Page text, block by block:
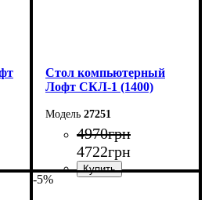
Стол компьютерный
Лофт СКЛ-1 (1400)
27251
4970грн
4722грн
-5%